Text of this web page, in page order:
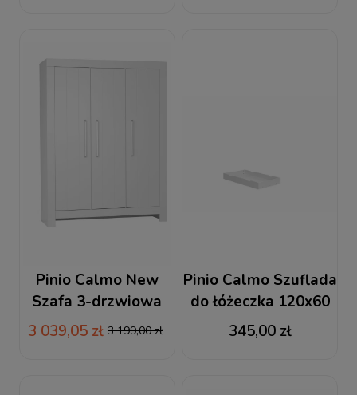
Pinio Calmo New
Szafa 3-drzwiowa
biała
3 039,05 zł 3 199,00 zł
Pinio Calmo Szuflada
do łóżeczka 120x60
345,00 zł